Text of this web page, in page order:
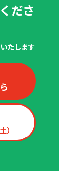
ださ
たします
）